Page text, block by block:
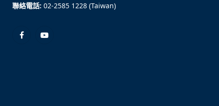
聯絡電話: 02-2585 1228 (Taiwan)
FacebookYouTube